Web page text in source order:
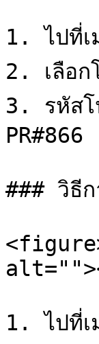
1. ไปที่เ
2. เลือก
3. รหัสโ
PR#866
### วิธี
1. ไปที่เ